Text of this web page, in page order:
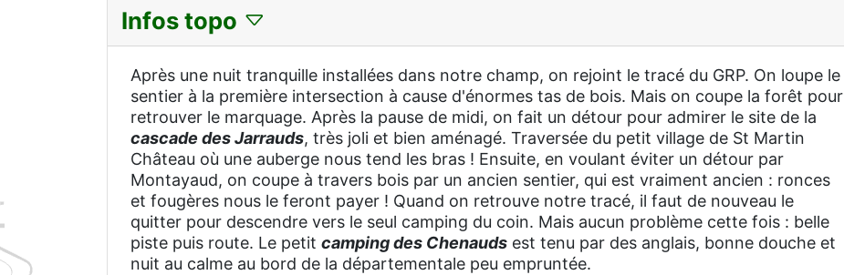
Infos topo
Après une nuit tranquille installées dans notre champ, on rejoint le tracé du GRP. On loupe le
sentier à la première intersection à cause d'énormes tas de bois. Mais on coupe la forêt pour
retrouver le marquage. Après la pause de midi, on fait un détour pour admirer le site de la
cascade des Jarrauds, très joli et bien aménagé. Traversée du petit village de St Martin
Château où une auberge nous tend les bras ! Ensuite, en voulant éviter un détour par
Montayaud, on coupe à travers bois par un ancien sentier, qui est vraiment ancien : ronces
et fougères nous le feront payer ! Quand on retrouve notre tracé, il faut de nouveau le
quitter pour descendre vers le seul camping du coin. Mais aucun problème cette fois : belle
piste puis route. Le petit camping des Chenauds est tenu par des anglais, bonne douche et
nuit au calme au bord de la départementale peu empruntée.